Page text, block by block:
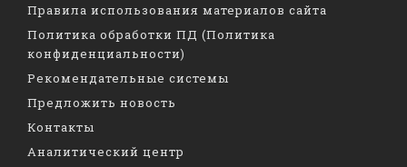
Правила использования материалов сайта
Политика обработки ПД (Политика
конфиденциальности)
Рекомендательные системы
Предложить новость
Контакты
Аналитический центр